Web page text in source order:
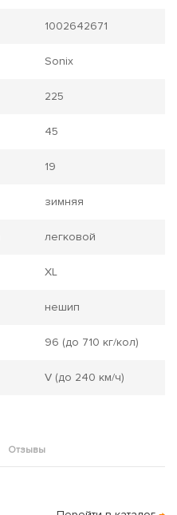
1002642671
Sonix
225
45
19
зимняя
легковой
XL
нешип
96 (до 710 кг/кол)
V (до 240 км/ч)
Отзывы